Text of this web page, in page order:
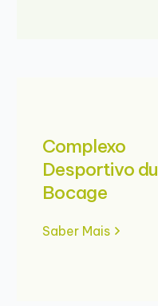
Complexo
Desportivo du
Bocage
Saber Mais